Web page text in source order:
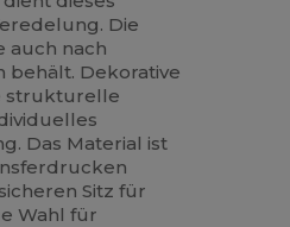
Die
auch nach
behält. Dekorative
strukturelle
Das Material ist
Sitz für
Wahl für